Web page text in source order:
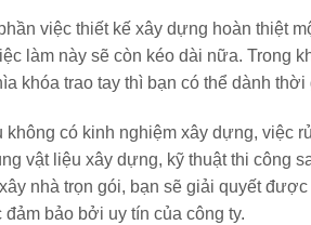
việc thiết kế xây dựng hoàn thiệt
làm này sẽ còn kéo dài nữa. Trong
khóa trao tay thì bạn có thể dành
không có kinh nghiệm xây dựng, việc
vật liệu xây dựng, kỹ thuật thi công
nhà trọn gói, bạn sẽ giải quyết
bảo bởi uy tín của công ty.